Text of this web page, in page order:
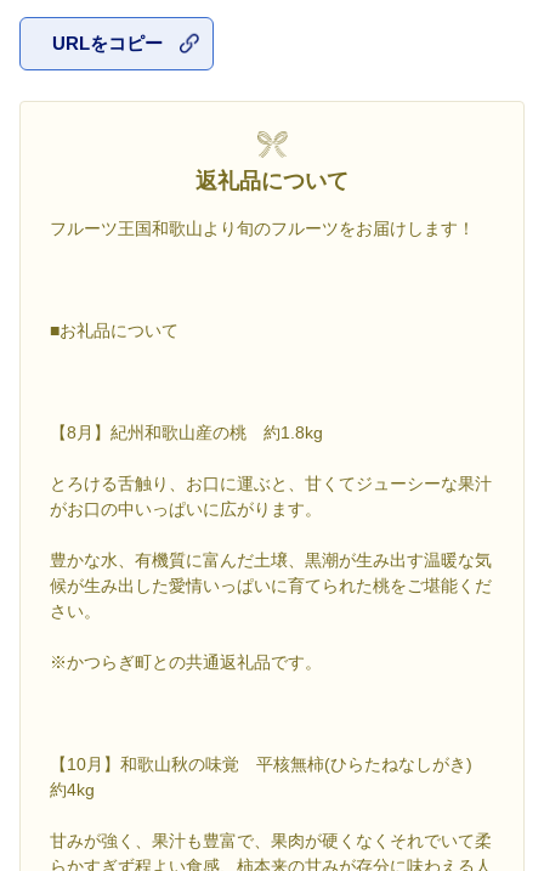
URLをコピー
返礼品について
フルーツ王国和歌山より旬のフルーツをお届けします！
■お礼品について
【8月】紀州和歌山産の桃 約1.8kg
とろける舌触り、お口に運ぶと、甘くてジューシーな果汁
がお口の中いっぱいに広がります。
豊かな水、有機質に富んだ土壌、黒潮が生み出す温暖な気
候が生み出した愛情いっぱいに育てられた桃をご堪能くだ
さい。
※かつらぎ町との共通返礼品です。
【10月】和歌山秋の味覚 平核無柿(ひらたねなしがき)
約4kg
甘みが強く、果汁も豊富で、果肉が硬くなくそれでいて柔
らかすぎず程よい食感、柿本来の甘みが存分に味わえる人